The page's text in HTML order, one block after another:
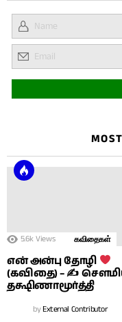
5.6k Views கவிதைகள்
என் அன்பு தோழி
(கவிதை) – ✍
தக்ஷிணாமூர்த்தி
byExternal Contributor